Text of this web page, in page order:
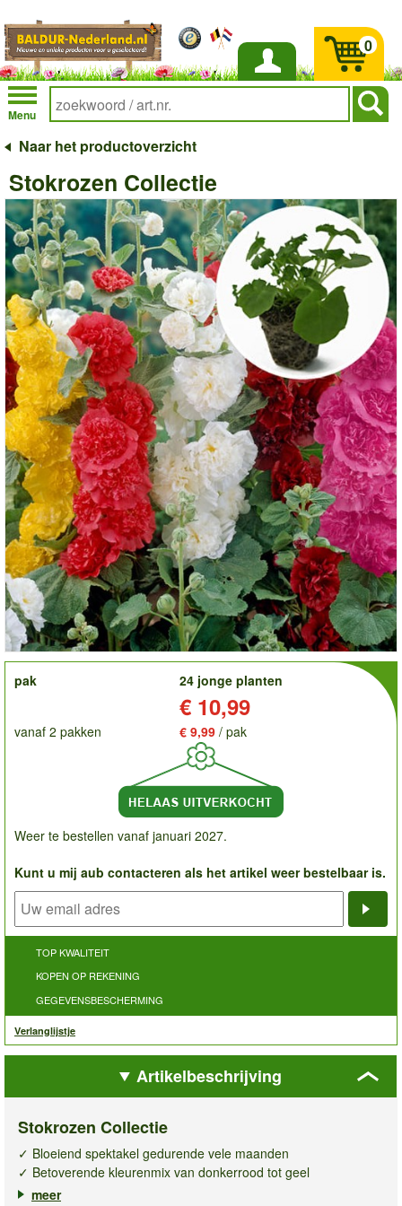
Inloggen
Menu
0
Naar het productoverzicht
Stokrozen Collectie
order
pak
24 jonge planten
€ 10,99
vanaf 2 pakken € 9,99 / pak
Weer te bestellen vanaf januari 2027.
Kunt u mij aub contacteren als het artikel weer bestelbaar is.
TOP KWALITEIT
KOPEN OP REKENING
GEGEVENSBESCHERMING
Verlanglijstje
Artikelbeschrijving
Stokrozen Collectie
✓ Bloeiend spektakel gedurende vele maanden
✓ Betoverende kleurenmix van donkerrood tot geel
✓ Winterhard & meerjarig
meer